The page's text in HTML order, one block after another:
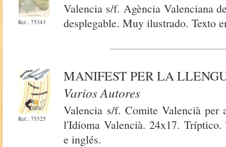
Ref.: 75343
Valencia s/f. Agència Valenciana
desplegable. Muy ilustrado. Texto
Ref.: 75525
MANIFEST PER LA
Varios Autores
Valencia s/f. Comite Valencià
l'Idioma Valencià. 24x17. Tríptico.
e inglés.